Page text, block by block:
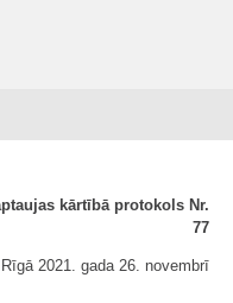
kārtībā protokols Nr.
77
Rīgā 2021. gada 26. novembrī